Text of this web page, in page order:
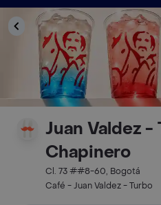
Juan Valdez -
Chapinero
Cl. 73 ##8-60, Bogotá
Café - Juan Valdez - Turbo